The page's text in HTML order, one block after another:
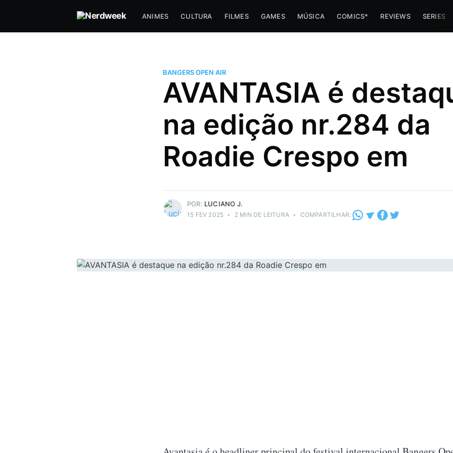
ANIMES CULTURA FILMES GAMES MÚSICA COMICS* REVIEWS SERIES
BANGERS OPEN AIR
AVANTASIA é
na edição nr.284 da
Roadie Crespo em
Gosta de uns joguinho e filme de navinha
POR: LUCIANO J.
15 FEV 2025 • 2 MIN DE LEITURA • COMPARTILHAR: